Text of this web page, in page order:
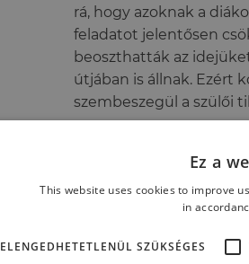
rá, hogy azoknak a
feladatot jelentősen
beoszthatták az
útjában is állnak. Ezért
szembeszegül a szülői
Ez a
This website uses cookies to improve
in
ELENGEDHETETLENÜL SZÜKSÉGES